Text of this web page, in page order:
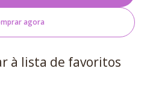
agora
à lista de favoritos